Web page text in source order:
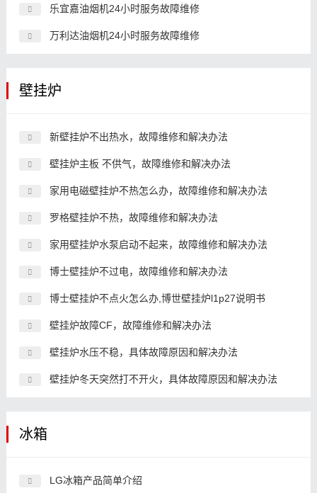
乐宜嘉油烟机24小时服务故障维修
万利达油烟机24小时服务故障维修
壁挂炉
新壁挂炉不出热水，故障维修和解决办法
壁挂炉主板 不供气，故障维修和解决办法
家用电磁壁挂炉不热怎么办，故障维修和解决办法
罗格壁挂炉不热，故障维修和解决办法
家用壁挂炉水泵启动不起来，故障维修和解决办法
博士壁挂炉不过电，故障维修和解决办法
博士壁挂炉不点火怎么办,博世壁挂炉l1p27说明书
壁挂炉故障CF，故障维修和解决办法
壁挂炉水压不稳，具体故障原因和解决办法
壁挂炉冬天突然打不开火，具体故障原因和解决办法
冰箱
LG冰箱产品简单介绍